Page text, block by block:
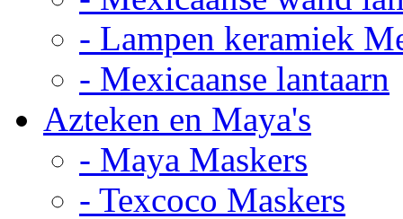
- Lampen keramiek
- Mexicaanse lantaarn
Azteken en Maya's
- Maya Maskers
- Texcoco Maskers